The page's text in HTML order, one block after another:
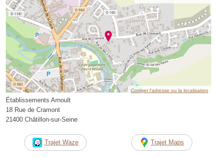
Corriger l’adresse ou la localisation
Établissements Arnoult
18 Rue de Cramont
21400 Châtillon-sur-Seine
Trajet Waze Trajet Maps